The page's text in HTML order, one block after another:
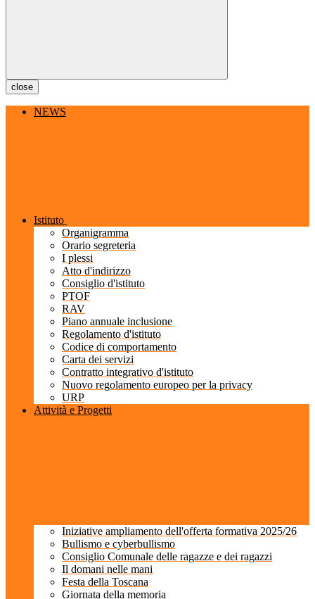
close
NEWS
Istituto
Organigramma
Orario segreteria
I plessi
Atto d'indirizzo
Consiglio d'istituto
PTOF
RAV
Piano annuale inclusione
Regolamento d'istituto
Codice di comportamento
Carta dei servizi
Contratto integrativo d'istituto
Nuovo regolamento europeo per la privacy
URP
Attività e Progetti
Iniziative ampliamento dell'offerta formativa 2025/26
Bullismo e cyberbullismo
Consiglio Comunale delle ragazze e dei ragazzi
Il domani nelle mani
Festa della Toscana
Giornata della memoria